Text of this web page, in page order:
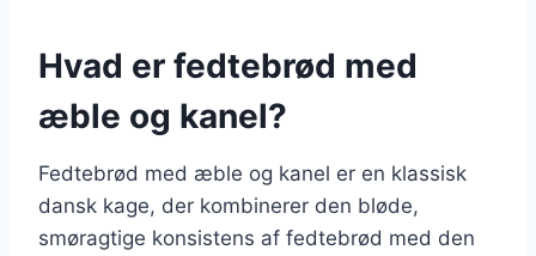
Hvad er fedtebrød med
æble og kanel?
Fedtebrød med æble og kanel er en klassisk
dansk kage, der kombinerer den bløde,
smøragtige konsistens af fedtebrød med den